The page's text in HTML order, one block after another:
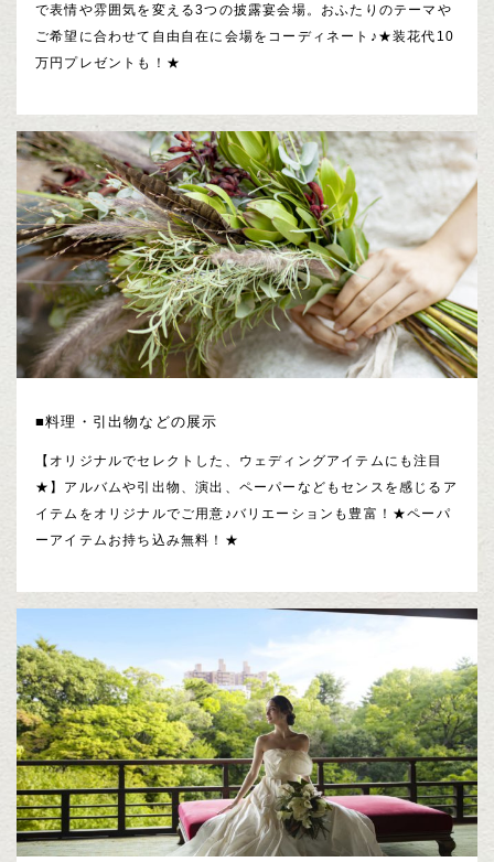
で表情や雰囲気を変える3つの披露宴会場。おふたりのテーマや
ご希望に合わせて自由自在に会場をコーディネート♪★装花代10
万円プレゼントも！★
■料理・引出物などの展示
【オリジナルでセレクトした、ウェディングアイテムにも注目
★】アルバムや引出物、演出、ペーパーなどもセンスを感じるア
イテムをオリジナルでご用意♪バリエーションも豊富！★ペーパ
ーアイテムお持ち込み無料！★